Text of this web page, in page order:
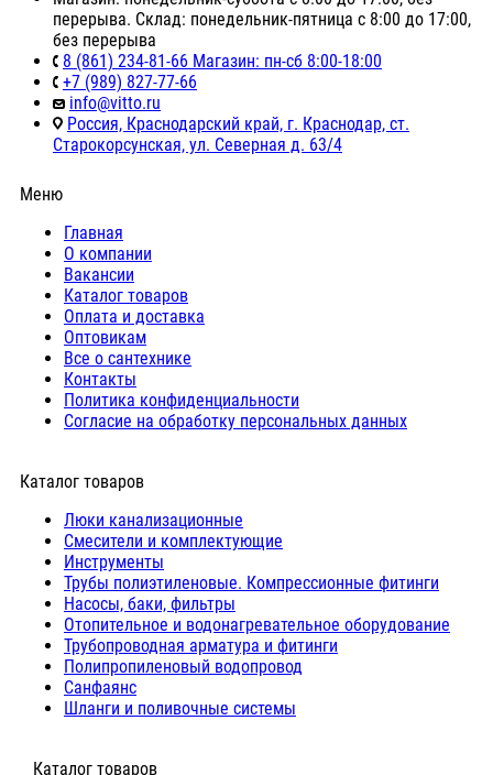
перерыва. Склад: понедельник-пятница с 8:00 до 17:00,
без перерыва
8 (861) 234-81-66 Магазин: пн-сб 8:00-18:00
+7 (989) 827-77-66
info@vitto.ru
Россия, Краснодарский край, г. Краснодар, ст.
Старокорсунская, ул. Северная д. 63/4
Меню
Главная
О компании
Вакансии
Каталог товаров
Оплата и доставка
Оптовикам
Все о сантехнике
Контакты
Политика конфиденциальности
Согласие на обработку персональных данных
Каталог товаров
Люки канализационные
Cмесители и комплектующие
Инструменты
Трубы полиэтиленовые. Компрессионные фитинги
Насосы, баки, фильтры
Отопительное и водонагревательное оборудование
Трубопроводная арматура и фитинги
Полипропиленовый водопровод
Санфаянс
Шланги и поливочные системы
⠀Каталог товаров